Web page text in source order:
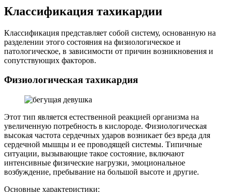
Классификация тахикардии
Классификация представляет собой систему, основанную на
разделении этого состояния на физиологическое и
патологическое, в зависимости от причин возникновения и
сопутствующих факторов.
Физиологическая тахикардия
Этот тип является естественной реакцией организма на
увеличенную потребность в кислороде. Физиологическая
высокая частота сердечных ударов возникает без вреда для
сердечной мышцы и ее проводящей системы. Типичные
ситуации, вызывающие такое состояние, включают
интенсивные физические нагрузки, эмоциональное
возбуждение, пребывание на большой высоте и другие.
Основные характеристики: